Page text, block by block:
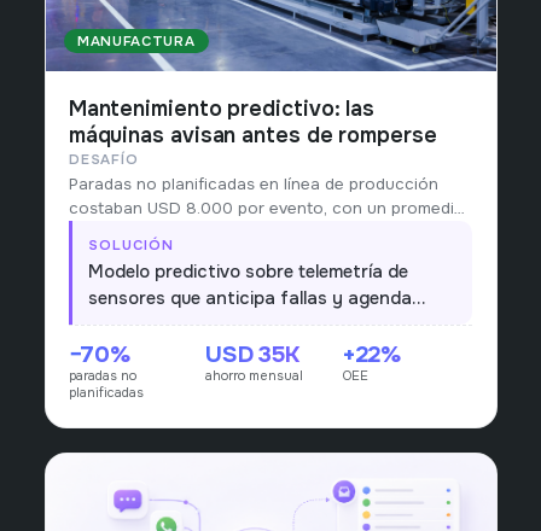
MANUFACTURA
Mantenimiento predictivo: las
máquinas avisan antes de romperse
DESAFÍO
Paradas no planificadas en línea de producción
costaban USD 8.000 por evento, con un promedio
de 6 eventos al mes.
SOLUCIÓN
Modelo predictivo sobre telemetría de
sensores que anticipa fallas y agenda
mantenimiento en ventanas operativas.
−70%
paradas no
planificadas
USD 35K
ahorro mensual
+22%
OEE